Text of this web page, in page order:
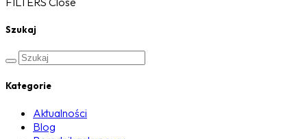
Szukaj
Kategorie
Aktualności
Blog